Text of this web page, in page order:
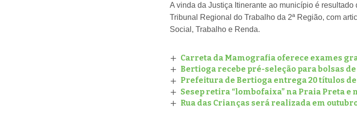
A vinda da Justiça Itinerante ao município é
Tribunal Regional do Trabalho da 2ª Região, com
Social, Trabalho e Renda.
Carreta da Mamografia oferece exames
Bertioga recebe pré-seleção para bolsas
Prefeitura de Bertioga entrega 20 títulos
Sesep retira “lombofaixa” na Praia Preta
Rua das Crianças será realizada em